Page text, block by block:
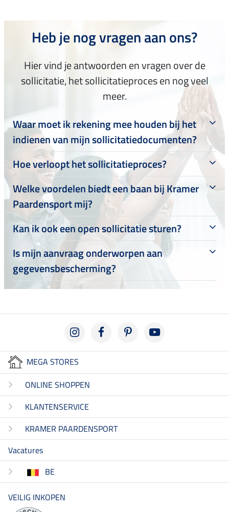
Heb je nog vragen aan ons?
Hier vind je antwoorden en vragen over de
sollicitatie, het sollicitatieproces en nog veel
meer.
Waar moet ik rekening mee houden bij het
indienen van mijn sollicitatiedocumenten?
Hoe verloopt het sollicitatieproces?
Welke voordelen biedt een baan bij Kramer
Paardensport mij?
Kan ik ook een open sollicitatie sturen?
Is mijn aanvraag onderworpen aan
gegevensbescherming?
MEGA STORES
ONLINE SHOPPEN
KLANTENSERVICE
KRAMER PAARDENSPORT
Vacatures
BE
VEILIG INKOPEN